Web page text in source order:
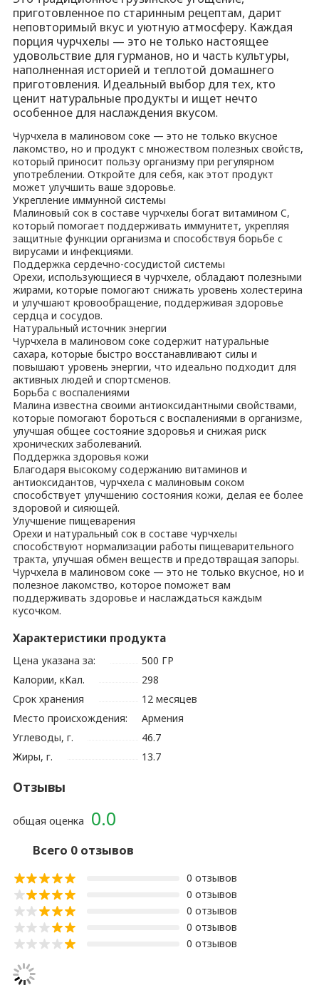
приготовленное по старинным рецептам, дарит
неповторимый вкус и уютную атмосферу. Каждая
порция чурчхелы — это не только настоящее
удовольствие для гурманов, но и часть культуры,
наполненная историей и теплотой домашнего
приготовления. Идеальный выбор для тех, кто
ценит натуральные продукты и ищет нечто
особенное для наслаждения вкусом.
Чурчхела в малиновом соке — это не только вкусное
лакомство, но и продукт с множеством полезных свойств,
который приносит пользу организму при регулярном
употреблении. Откройте для себя, как этот продукт
может улучшить ваше здоровье.
Укрепление иммунной системы
Малиновый сок в составе чурчхелы богат витамином C,
который помогает поддерживать иммунитет, укрепляя
защитные функции организма и способствуя борьбе с
вирусами и инфекциями.
Поддержка сердечно-сосудистой системы
Орехи, использующиеся в чурчхеле, обладают полезными
жирами, которые помогают снижать уровень холестерина
и улучшают кровообращение, поддерживая здоровье
сердца и сосудов.
Натуральный источник энергии
Чурчхела в малиновом соке содержит натуральные
сахара, которые быстро восстанавливают силы и
повышают уровень энергии, что идеально подходит для
активных людей и спортсменов.
Борьба с воспалениями
Малина известна своими антиоксидантными свойствами,
которые помогают бороться с воспалениями в организме,
улучшая общее состояние здоровья и снижая риск
хронических заболеваний.
Поддержка здоровья кожи
Благодаря высокому содержанию витаминов и
антиоксидантов, чурчхела с малиновым соком
способствует улучшению состояния кожи, делая ее более
здоровой и сияющей.
Улучшение пищеварения
Орехи и натуральный сок в составе чурчхелы
способствуют нормализации работы пищеварительного
тракта, улучшая обмен веществ и предотвращая запоры.
Чурчхела в малиновом соке — это не только вкусное, но и
полезное лакомство, которое поможет вам
поддерживать здоровье и наслаждаться каждым
кусочком.
Характеристики продукта
Цена указана за:
500 ГР
Калории, кКал.
298
Срок хранения
12 месяцев
Место происхождения:
Армения
Углеводы, г.
46.7
Жиры, г.
13.7
Отзывы
0.0
общая оценка
Всего 0 отзывов
0 отзывов
0 отзывов
0 отзывов
0 отзывов
0 отзывов